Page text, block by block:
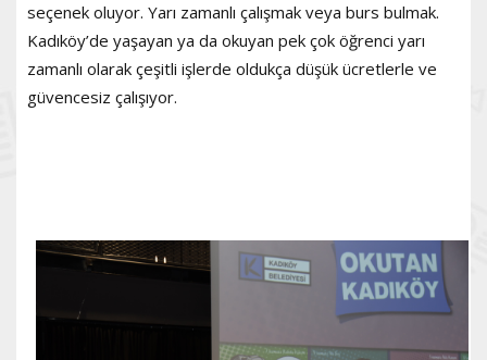
seçenek oluyor. Yarı zamanlı çalışmak veya burs bulmak.
Kadıköy’de yaşayan ya da okuyan pek çok öğrenci yarı
zamanlı olarak çeşitli işlerde oldukça düşük ücretlerle ve
güvencesiz çalışıyor.